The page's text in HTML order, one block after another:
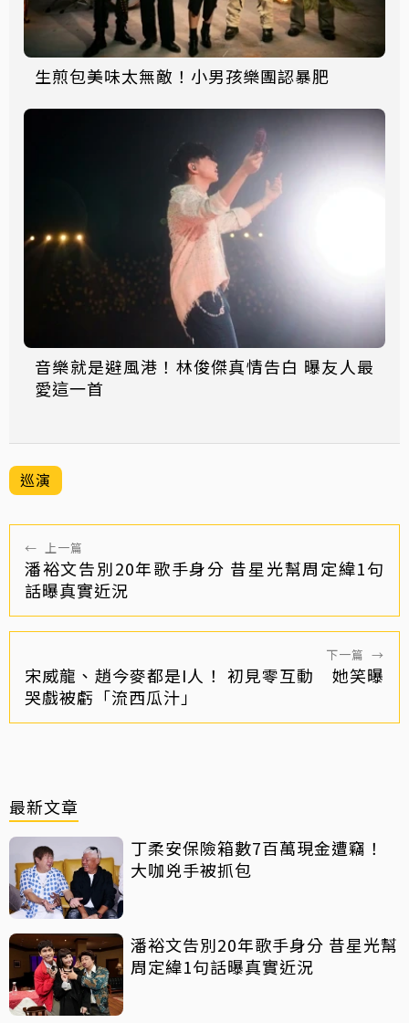
生煎包美味太無敵！小男孩樂團認暴肥
音樂就是避風港！林俊傑真情告白 曝友人最
愛這一首
巡演
← 上一篇
潘裕文告別20年歌手身分 昔星光幫周定緯1句
話曝真實近況
下一篇 →
宋威龍、趙今麥都是I人！ 初見零互動 她笑曝
哭戲被虧「流西瓜汁」
最新文章
丁柔安保險箱數7百萬現金遭竊！
大咖兇手被抓包
潘裕文告別20年歌手身分 昔星光幫
周定緯1句話曝真實近況